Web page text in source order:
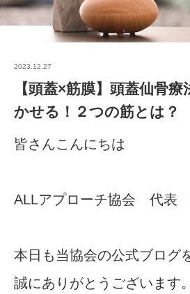
2023.12.27
【頭蓋×筋膜】頭蓋仙骨
かせる！２つの筋とは？
皆さんこんにちは
ALLアプローチ協会 代表
本日も当協会の公式ブログ
誠にありがとうございます。